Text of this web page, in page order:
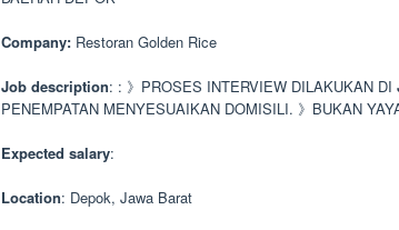
Company: Restoran Golden Rice
Job description: : 》PROSES INTERVIEW DILAKUKAN DI
PENEMPATAN MENYESUAIKAN DOMISILI. 》BUKAN
Expected salary:
Location: Depok, Jawa Barat